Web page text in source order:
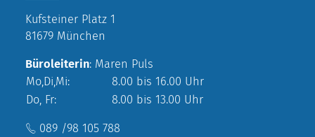
Kufsteiner Platz 1
81679 München
Büroleiterin: Maren Puls
Mo,Di,Mi:
8.00 bis 16.00 Uhr
Do, Fr:
8.00 bis 13.00 Uhr
089 /98 105 788